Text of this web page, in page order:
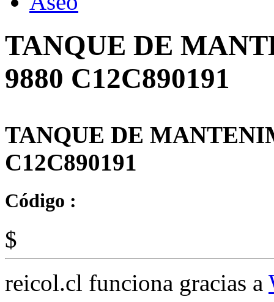
TANQUE DE
9880 C12C890191
TANQUE DE
C12C890191
Código :
$
reicol.cl funciona gracias a